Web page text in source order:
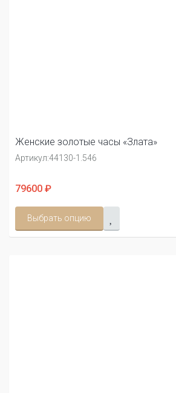
Женские золотые часы «Злата»
Артикул:44130-1.546
79600 ₽
Выбрать опцию